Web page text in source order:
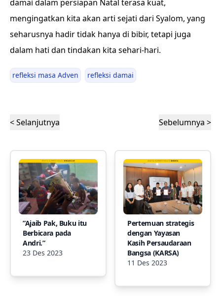
damai dalam persiapan Natal terasa kuat,
mengingatkan kita akan arti sejati dari Syalom, yang
seharusnya hadir tidak hanya di bibir, tetapi juga
dalam hati dan tindakan kita sehari-hari.
refleksi masa Adven refleksi damai
< Selanjutnya Sebelumnya >
”Ajaib Pak, Buku itu
Berbicara pada
Andri.”
23 Des 2023
Pertemuan strategis
dengan Yayasan
Kasih Persaudaraan
Bangsa (KARSA)
11 Des 2023